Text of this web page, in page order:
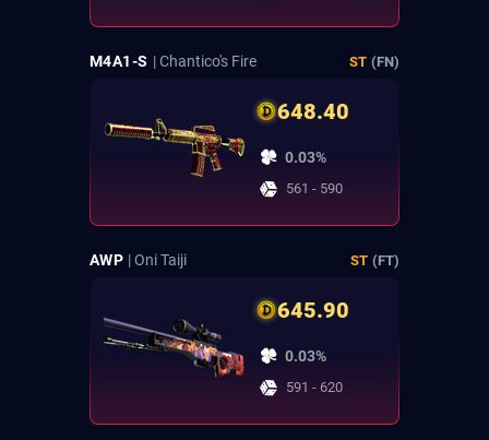
M4A1-S | Chantico's Fire ST (FN)
648.40
0.03%
561 - 590
AWP | Oni Taiji ST (FT)
645.90
0.03%
591 - 620